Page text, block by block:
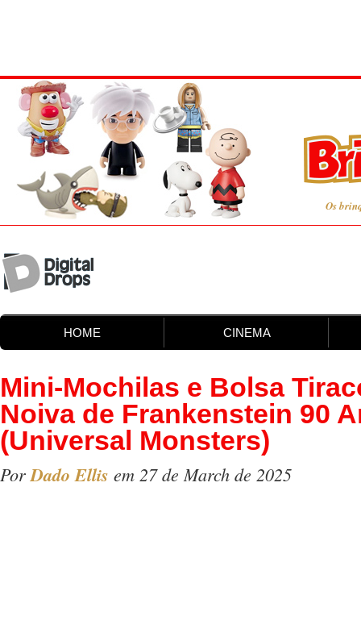
Os
HOME CINEMA
Mini-Mochilas e Bolsa
Noiva de Frankenstein 90
(Universal Monsters)
PorDado Ellis em 27 de March de 2025